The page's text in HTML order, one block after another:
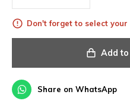
Don't forget to select your
Add
Share on WhatsApp